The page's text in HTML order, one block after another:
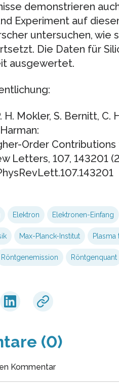
demonstrieren
Experiment auf
untersuchen, wie
Die Daten für
ausgewertet.
H. Mokler, S. Bernitt, C.
Order
Letters, 107, 143201
Elektron Elektronen-Einfang
Max-Planck-Institut
Röntgenemission Röntgenquant
(0)
Kommentar